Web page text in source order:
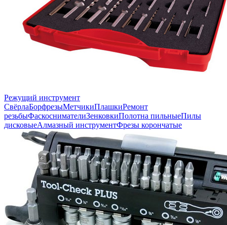
Режущий инструмент
СвёрлаБорфрезыМетчикиПлашкиРемонт
резьбыФаскоснимателиЗенковкиПолотна пильныеПилы
дисковыеАлмазный инструментФрезы корончатые